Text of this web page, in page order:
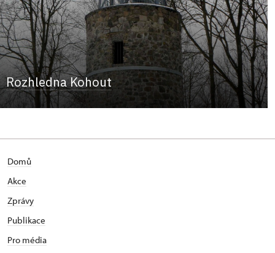
Rozhledna Kohout
Domů
Akce
Zprávy
Publikace
Pro média